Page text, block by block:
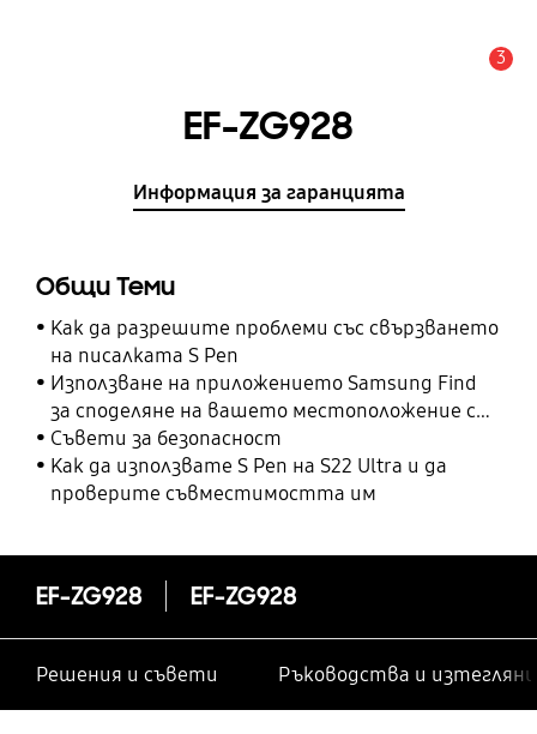
3
EF-ZG928
Информация за гаранцията
Общи Теми
Как да разрешите проблеми със свързването
на писалката S Pen
Използване на приложението Samsung Find
за споделяне на вашето местоположение с
вашите приятели, дете, семейство и други
контакти
Съвети за безопасност
Как да използвате S Pen на S22 Ultra и да
проверите съвместимостта им
EF-ZG928 EF-ZG928
Решения и съвети Ръководства и